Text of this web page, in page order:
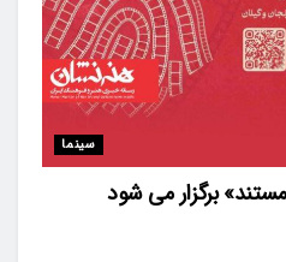
سینما
برگزار می شود